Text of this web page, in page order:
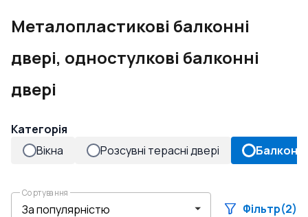
Металопластикові балконні
двері, одностулкові балконні
двері
Категорія
Вікна
Розсувні терасні двері
Сортування
Фільтр(2)